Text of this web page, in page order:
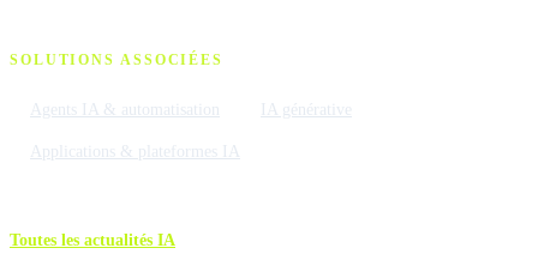
SOLUTIONS ASSOCIÉES
Agents IA & automatisation IA générative
Applications & plateformes IA
Toutes les actualités IA